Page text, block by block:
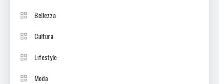
Bellezza
Cultura
Lifestyle
Moda